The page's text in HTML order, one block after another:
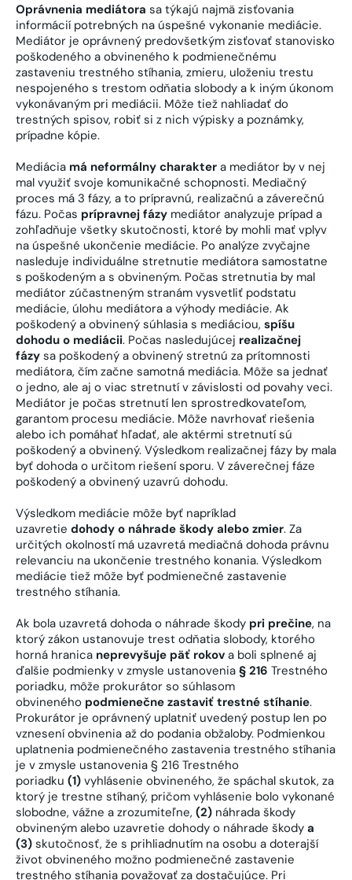
Oprávnenia mediátora sa týkajú najmä zisťovania
informácií potrebných na úspešné vykonanie mediácie.
Mediátor je oprávnený predovšetkým zisťovať stanovisko
poškodeného a obvineného k podmienečnému
zastaveniu trestného stíhania, zmieru, uloženiu trestu
nespojeného s trestom odňatia slobody a k iným úkonom
vykonávaným pri mediácii. Môže tiež nahliadať do
trestných spisov, robiť si z nich výpisky a poznámky,
prípadne kópie.
Mediácia má neformálny charakter a mediátor by v nej
mal využiť svoje komunikačné schopnosti. Mediačný
proces má 3 fázy, a to prípravnú, realizačnú a záverečnú
fázu. Počas prípravnej fázy mediátor analyzuje prípad a
zohľadňuje všetky skutočnosti, ktoré by mohli mať vplyv
na úspešné ukončenie mediácie. Po analýze zvyčajne
nasleduje individuálne stretnutie mediátora samostatne
s poškodeným a s obvineným. Počas stretnutia by mal
mediátor zúčastneným stranám vysvetliť podstatu
mediácie, úlohu mediátora a výhody mediácie. Ak
poškodený a obvinený súhlasia s mediáciou, spíšu
dohodu o mediácii. Počas nasledujúcej realizačnej
fázy sa poškodený a obvinený stretnú za prítomnosti
mediátora, čím začne samotná mediácia. Môže sa jednať
o jedno, ale aj o viac stretnutí v závislosti od povahy veci.
Mediátor je počas stretnutí len sprostredkovateľom,
garantom procesu mediácie. Môže navrhovať riešenia
alebo ich pomáhať hľadať, ale aktérmi stretnutí sú
poškodený a obvinený. Výsledkom realizačnej fázy by mala
byť dohoda o určitom riešení sporu. V záverečnej fáze
poškodený a obvinený uzavrú dohodu.
Výsledkom mediácie môže byť napríklad
uzavretie dohody o náhrade škody alebo zmier. Za
určitých okolností má uzavretá mediačná dohoda právnu
relevanciu na ukončenie trestného konania. Výsledkom
mediácie tiež môže byť podmienečné zastavenie
trestného stíhania.
Ak bola uzavretá dohoda o náhrade škody pri prečine, na
ktorý zákon ustanovuje trest odňatia slobody, ktorého
horná hranica neprevyšuje päť rokov a boli splnené aj
ďalšie podmienky v zmysle ustanovenia § 216 Trestného
poriadku, môže prokurátor so súhlasom
obvineného podmienečne zastaviť trestné stíhanie.
Prokurátor je oprávnený uplatniť uvedený postup len po
vznesení obvinenia až do podania obžaloby. Podmienkou
uplatnenia podmienečného zastavenia trestného stíhania
je v zmysle ustanovenia § 216 Trestného
poriadku (1) vyhlásenie obvineného, že spáchal skutok, za
ktorý je trestne stíhaný, pričom vyhlásenie bolo vykonané
slobodne, vážne a zrozumiteľne, (2) náhrada škody
obvineným alebo uzavretie dohody o náhrade škody a
(3) skutočnosť, že s prihliadnutím na osobu a doterajší
život obvineného možno podmienečné zastavenie
trestného stíhania považovať za dostačujúce. Pri